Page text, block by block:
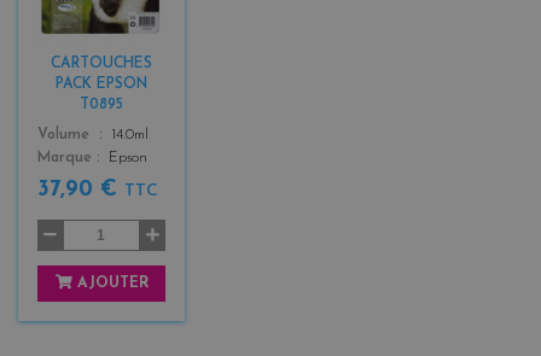
CARTOUCHES
PACK EPSON
T0895
Color
a
c
k
+
Volume
14.0ml
Marque
Epson
37,90 € TTC
AJOUTER